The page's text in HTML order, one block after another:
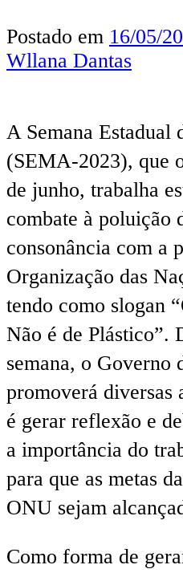
Postado em 16/05/
Wllana Dantas
A Semana
(SEMA-2023), que
de junho, trabalha
combate à poluição
consonância com a
Organização das
tendo como slogan
Não é de Plástico”.
semana, o Governo
promoverá diversas
é gerar reflexão e
a importância do
para que as metas
ONU sejam
Como forma de